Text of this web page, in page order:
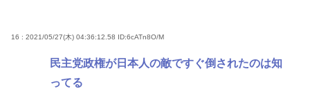
16 : 2021/05/27(木) 04:36:12.58 ID:6cATn8O/M
民主党政権が日本人の敵ですぐ倒されたのは知
ってる